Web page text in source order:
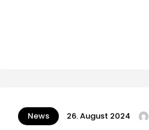
News 26. August 2024